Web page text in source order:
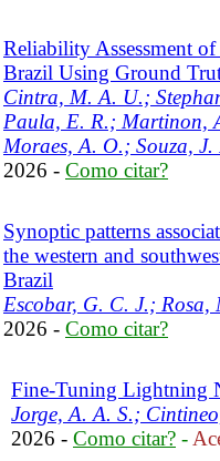
Reliability Assessment
Brazil Using Ground
Cintra, M. A. U.;
Paula, E. R.; Martinon,
Moraes, A. O.; Souza, J.
2026 - Como citar?
Synoptic patterns
the western and
Brazil
Escobar, G. C. J.;
2026 - Como citar?
Fine-Tuning Lightning
Jorge, A. A. S.;
2026 - Como citar? -